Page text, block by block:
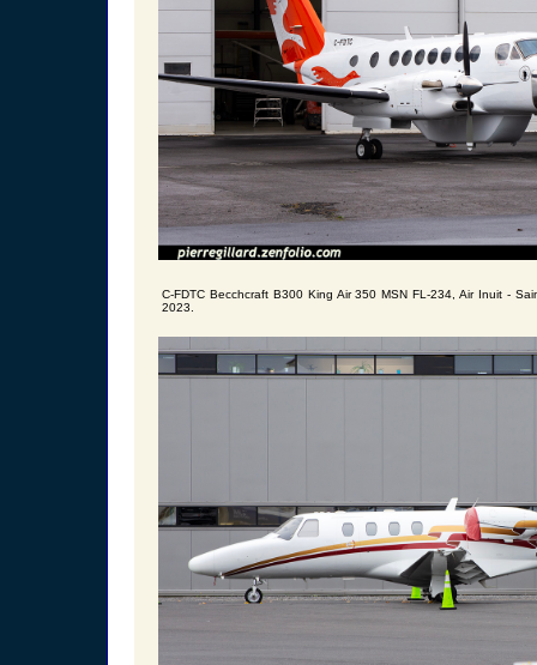
C-FDTC Becchcraft B300 King Air 350 MSN FL-234, Air Inuit -
2023.